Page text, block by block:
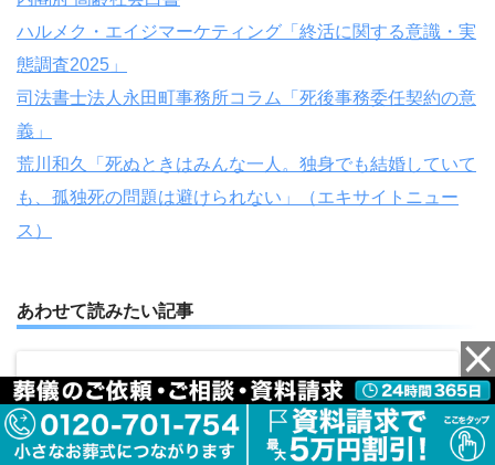
ハルメク・エイジマーケティング「終活に関する意識・実
態調査2025」
司法書士法人永田町事務所コラム「死後事務委任契約の意
義」
荒川和久「死ぬときはみんな一人。独身でも結婚していて
も、孤独死の問題は避けられない」（エキサイトニュー
ス）
あわせて読みたい記事